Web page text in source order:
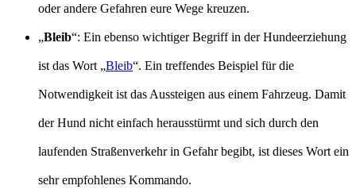
oder andere Gefahren eure Wege kreuzen.
„Bleib“: Ein ebenso wichtiger Begriff in der Hundeerziehung
ist das Wort „Bleib“. Ein treffendes Beispiel für die
Notwendigkeit ist das Aussteigen aus einem Fahrzeug. Damit
der Hund nicht einfach herausstürmt und sich durch den
laufenden Straßenverkehr in Gefahr begibt, ist dieses Wort ein
sehr empfohlenes Kommando.